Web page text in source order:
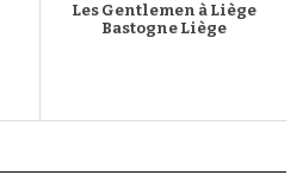
Les Gentlemen à Liège
Bastogne Liège